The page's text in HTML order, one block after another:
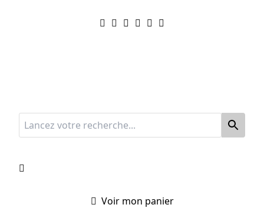
Voir mon panier